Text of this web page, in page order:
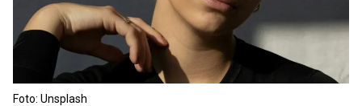
Foto: Unsplash